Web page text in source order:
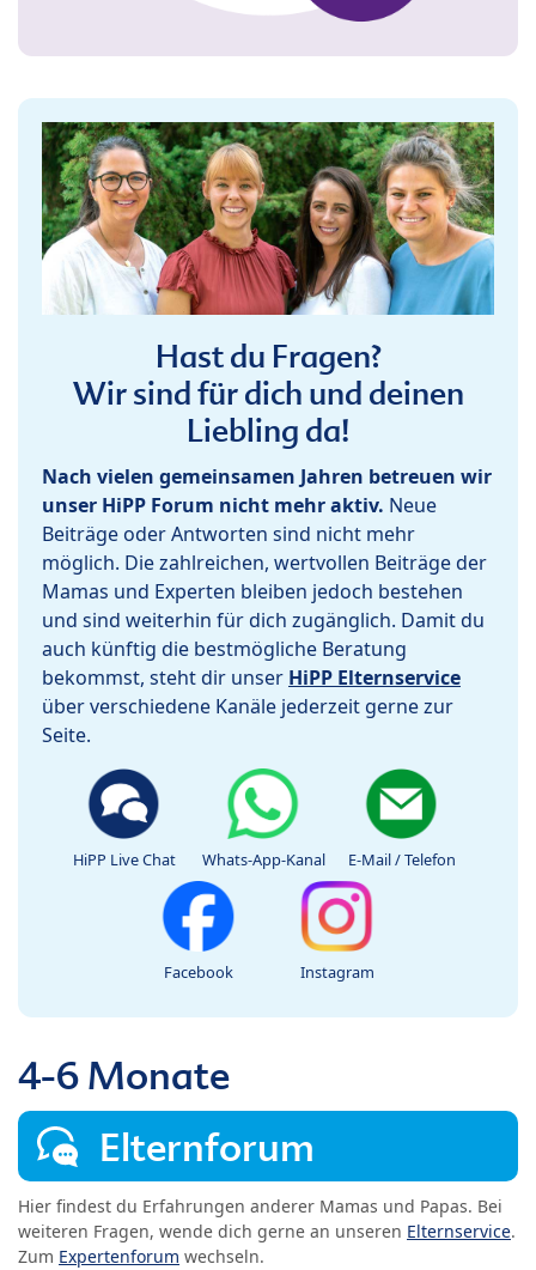
Hast du Fragen?
Wir sind für dich und deinen
Liebling da!
Nach vielen gemeinsamen Jahren betreuen wir
unser HiPP Forum nicht mehr aktiv. Neue
Beiträge oder Antworten sind nicht mehr
möglich. Die zahlreichen, wertvollen Beiträge der
Mamas und Experten bleiben jedoch bestehen
und sind weiterhin für dich zugänglich. Damit du
auch künftig die bestmögliche Beratung
bekommst, steht dir unser HiPP Elternservice
über verschiedene Kanäle jederzeit gerne zur
Seite.
HiPP Live Chat Whats-App-Kanal E-Mail / Telefon
Facebook Instagram
4-6 Monate
Elternforum
Hier findest du Erfahrungen anderer Mamas und Papas. Bei
weiteren Fragen, wende dich gerne an unseren Elternservice.
Zum Expertenforum wechseln.